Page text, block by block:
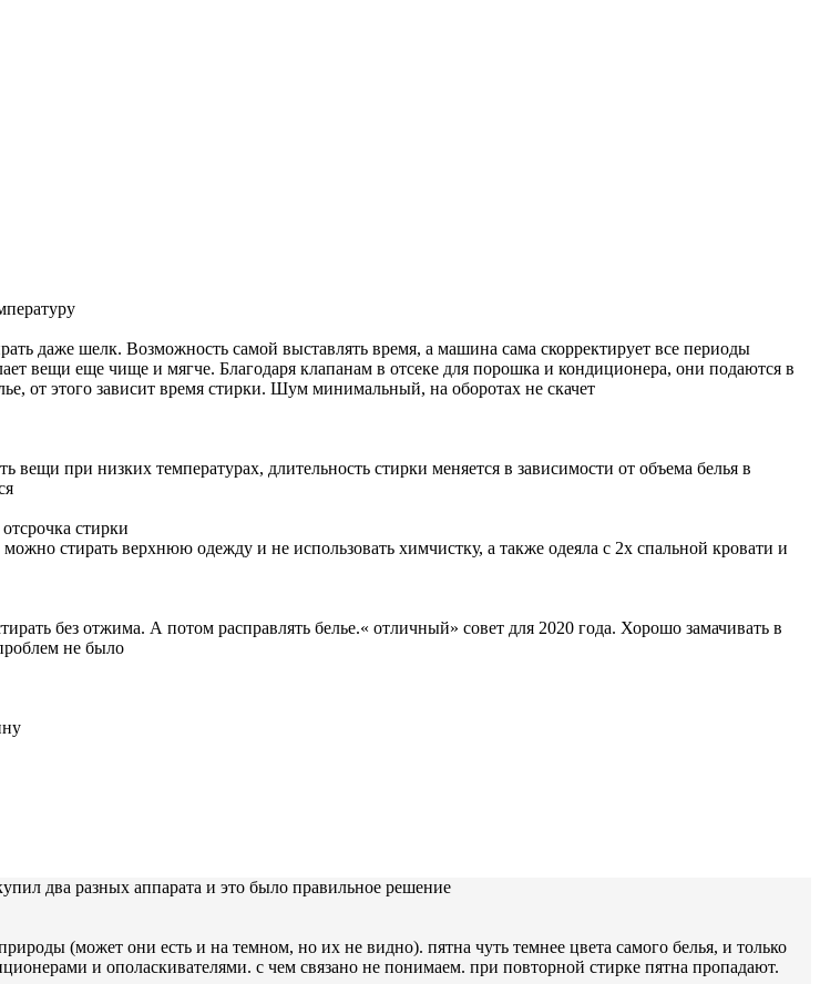
даже шелк. Возможность самой выставлять время, а машина сама скорректирует все периоды
вещи еще чище и мягче. Благодаря клапанам в отсеке для порошка и кондиционера, они подаются в
от этого зависит время стирки. Шум минимальный, на оборотах не скачет
при низких температурах, длительность стирки меняется в зависимости от объема белья в
стирки
стирать верхнюю одежду и не использовать химчистку, а также одеяла с 2х спальной кровати и
без отжима. А потом расправлять белье.« отличный» совет для 2020 года. Хорошо замачивать в
не было
два разных аппарата и это было правильное решение
(может они есть и на темном, но их не видно). пятна чуть темнее цвета самого белья, и только
и ополаскивателями. с чем связано не понимаем. при повторной стирке пятна пропадают.